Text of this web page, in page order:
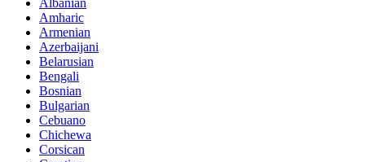
Amharic
Armenian
Azerbaijani
Belarusian
Bengali
Bosnian
Bulgarian
Cebuano
Chichewa
Corsican